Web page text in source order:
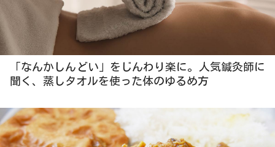
「なんかしんどい」をじんわり楽に。人気鍼灸師に
聞く、蒸しタオルを使った体のゆるめ方